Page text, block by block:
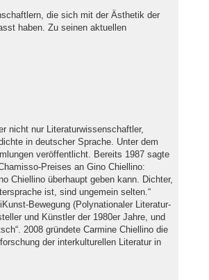
die sich mit der Ästhetik der
haben. Zu seinen aktuellen
nicht nur Literaturwissenschaftler,
in deutscher Sprache. Unter dem
veröffentlicht. Bereits 1987 sagte
Preises an Gino Chiellino:
Chiellino überhaupt geben kann. Dichter,
ist, sind ungemein selten.“
Bewegung (Polynationaler Literatur-
und Künstler der 1980er Jahre, und
2008 gründete Carmine Chiellino die
der interkulturellen Literatur in